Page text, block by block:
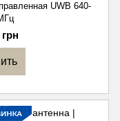
UWB 640-